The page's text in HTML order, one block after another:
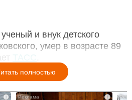
и внук детского
умер в возрасте 89
ТАСС
полностью
i